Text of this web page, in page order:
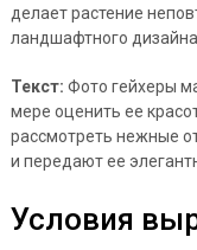
делает растение
ландшафтного дизайна.
Текст: Фото гейхеры
мере оценить ее
рассмотреть нежные
и передают ее
Условия